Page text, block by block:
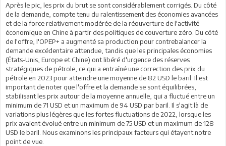
Après le pic, les prix du brut se sont considérablement corrigés. Du côté
de la demande, compte tenu du ralentissement des économies avancées
et de la force relativement modérée de la réouverture de l'activité
économique en Chine à partir des politiques de couverture zéro. Du côté
de l'offre, l'OPEP+ a augmenté sa production pour contrebalancer la
demande excédentaire attendue, tandis que les principales économies
(États-Unis, Europe et Chine) ont libéré d'urgence des réserves
stratégiques de pétrole, ce qui a entraîné une correction des prix du
pétrole en 2023 pour atteindre une moyenne de 82 USD le baril. Il est
important de noter que l'offre et la demande se sont équilibrées,
stabilisant les prix autour de la moyenne annuelle, qui a fluctué entre un
minimum de 71 USD et un maximum de 94 USD par baril. Il s'agit là de
variations plus légères que les fortes fluctuations de 2022, lorsque les
prix avaient évolué entre un minimum de 75 USD et un maximum de 128
USD le baril. Nous examinons les principaux facteurs qui étayent notre
point de vue.